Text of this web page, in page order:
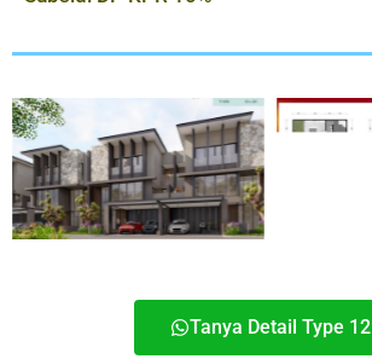
Tanya Detail Type 12